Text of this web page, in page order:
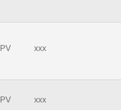
PV xxx
PV xxx